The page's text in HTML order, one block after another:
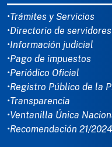
•Trámites y Servicios
•Directorio de
•Información judicial
•Pago de impuestos
•Periódico Oficial
•Registro Público de la
•Transparencia
•Ventanilla Única
•Recomendación 21/2024